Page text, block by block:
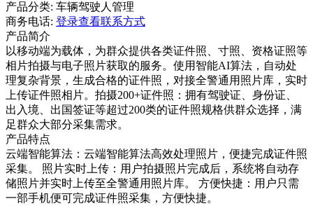
产品分类: 车辆驾驶人管理
商务电话: 登录查看联系方式
产品简介
以移动端为载体，为群众提供各类证件照、寸照、资格证照等
相片拍摄与电子照片获取的服务。使用智能AI算法，自动处
理复杂背景，生成合格的证件照，对接全警通用照片库，实时
上传证件照相片。拍摄200+证件照：拥有驾驶证、身份证、
出入境、出国签证等超过200类的证件照规格供群众选择，满
足群众大部分采集需求。
产品特点
云端智能算法：云端智能算法高效处理照片，便捷完成证件照
采集。 照片实时上传：用户拍摄照片完成后，系统将自动存
储照片并实时上传至全警通用照片库。 方便快捷：用户只需
一部手机便可完成证件照采集，方便快捷。